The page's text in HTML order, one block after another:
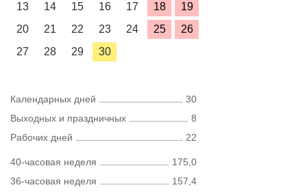
13
14 15 16 17 18
19
20
21 22 23 24 25
26
27
28 29 30
Календарных дней
30
Выходных и праздничных
8
Рабочих дней
22
40-часовая неделя
175,0
36-часовая неделя
157,4